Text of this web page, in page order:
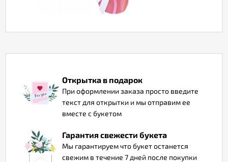
Открытка в подарок
При оформлении заказа просто введите
текст для открытки и мы отправим ее
вместе с букетом
Гарантия свежести букета
Мы гарантируем что букет останется
свежим в течение 7 дней после покупки